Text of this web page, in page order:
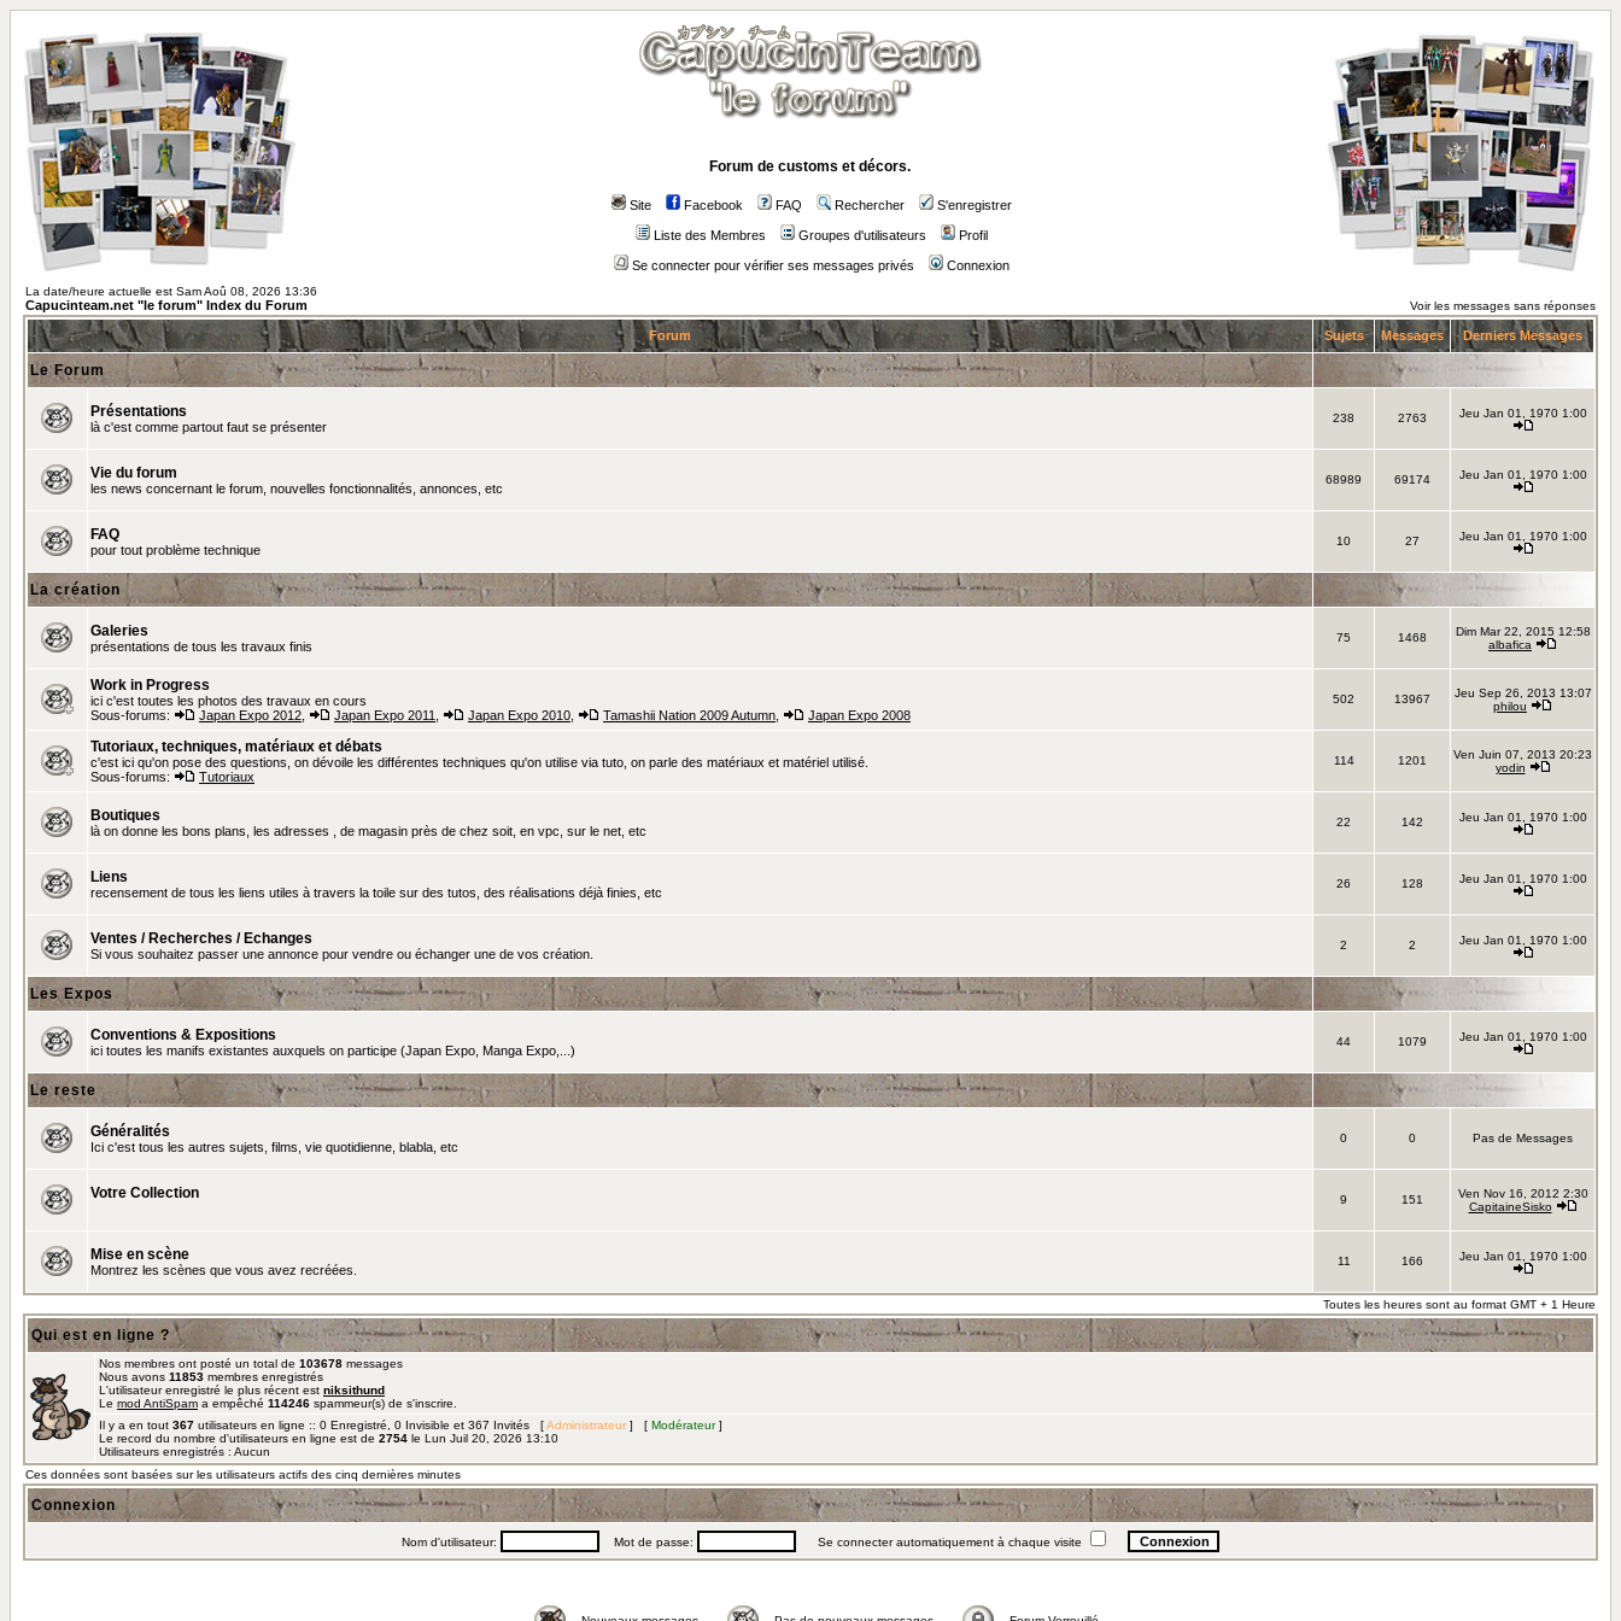
Forum de customs et décors.
Site Facebook FAQ Rechercher S'enregistrer
Liste des Membres Groupes d'utilisateurs Profil
Se connecter pour vérifier ses messages privés Connexion
La date/heure actuelle est Sam Aoû 08, 2026 13:36
Capucinteam.net "le forum" Index du Forum Voir les messages sans réponses
Forum Sujets Messages Derniers Messages
Le Forum
Présentations
là c'est comme partout faut se présenter
238 2763 Jeu Jan 01, 1970 1:00
Vie du forum
les news concernant le forum, nouvelles fonctionnalités, annonces, etc
68989 69174 Jeu Jan 01, 1970 1:00
FAQ
pour tout problème technique
10 27 Jeu Jan 01, 1970 1:00
La création
Galeries
présentations de tous les travaux finis
75 1468
Dim Mar 22, 2015 12:58
albafica
Work in Progress
ici c'est toutes les photos des travaux en cours
Sous-forums:
Japan Expo 2012 Japan Expo 2011 Japan Expo 2010 Tamashii Nation 2009 Autumn Japan Expo 2008
502 13967
Jeu Sep 26, 2013 13:07
philou
Tutoriaux, techniques, matériaux et débats
c'est ici qu'on pose des questions, on dévoile les différentes techniques qu'on utilise via tuto, on parle des matériaux et matériel utilisé.
Sous-forums:
Tutoriaux
114 1201
Ven Juin 07, 2013 20:23
yodin
Boutiques
là on donne les bons plans, les adresses , de magasin près de chez soit, en vpc, sur le net, etc
22 142 Jeu Jan 01, 1970 1:00
Liens
recensement de tous les liens utiles à travers la toile sur des tutos, des réalisations déjà finies, etc
26 128 Jeu Jan 01, 1970 1:00
Ventes / Recherches / Echanges
Si vous souhaitez passer une annonce pour vendre ou échanger une de vos création.
2 2 Jeu Jan 01, 1970 1:00
Les Expos
Conventions & Expositions
ici toutes les manifs existantes auxquels on participe (Japan Expo, Manga Expo,...)
44 1079 Jeu Jan 01, 1970 1:00
Le reste
Généralités
Ici c'est tous les autres sujets, films, vie quotidienne, blabla, etc
0 0 Pas de Messages
Votre Collection 9 151
Ven Nov 16, 2012 2:30
CapitaineSisko
Mise en scène
Montrez les scènes que vous avez recréées.
11 166 Jeu Jan 01, 1970 1:00
Toutes les heures sont au format GMT + 1 Heure
Qui est en ligne ?
Nos membres ont posté un total de 103678 messages
Nous avons 11853 membres enregistrés
L'utilisateur enregistré le plus récent est niksithund
Le mod AntiSpam a empêché 114246 spammeur(s) de s'inscrire.
Il y a en tout 367 utilisateurs en ligne :: 0 Enregistré, 0 Invisible et 367 Invités [Administrateur ] [ Modérateur]
Le record du nombre d'utilisateurs en ligne est de 2754 le Lun Juil 20, 2026 13:10
Utilisateurs enregistrés : Aucun
Ces données sont basées sur les utilisateurs actifs des cinq dernières minutes
Connexion
Nom d'utilisateur: Mot de passe: Se connecter automatiquement à chaque visite